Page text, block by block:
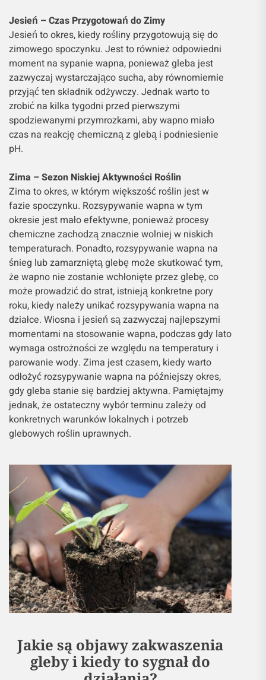
Jesień – Czas Przygotowań do Zimy
Jesień to okres, kiedy rośliny przygotowują się do
zimowego spoczynku. Jest to również odpowiedni
moment na sypanie wapna, ponieważ gleba jest
zazwyczaj wystarczająco sucha, aby równomiernie
przyjąć ten składnik odżywczy. Jednak warto to
zrobić na kilka tygodni przed pierwszymi
spodziewanymi przymrozkami, aby wapno miało
czas na reakcję chemiczną z glebą i podniesienie
pH.
Zima – Sezon Niskiej Aktywności Roślin
Zima to okres, w którym większość roślin jest w
fazie spoczynku. Rozsypywanie wapna w tym
okresie jest mało efektywne, ponieważ procesy
chemiczne zachodzą znacznie wolniej w niskich
temperaturach. Ponadto, rozsypywanie wapna na
śnieg lub zamarzniętą glebę może skutkować tym,
że wapno nie zostanie wchłonięte przez glebę, co
może prowadzić do strat, istnieją konkretne pory
roku, kiedy należy unikać rozsypywania wapna na
działce. Wiosna i jesień są zazwyczaj najlepszymi
momentami na stosowanie wapna, podczas gdy lato
wymaga ostrożności ze względu na temperatury i
parowanie wody. Zima jest czasem, kiedy warto
odłożyć rozsypywanie wapna na późniejszy okres,
gdy gleba stanie się bardziej aktywna. Pamiętajmy
jednak, że ostateczny wybór terminu zależy od
konkretnych warunków lokalnych i potrzeb
glebowych roślin uprawnych.
Jakie są objawy zakwaszenia
gleby i kiedy to sygnał do